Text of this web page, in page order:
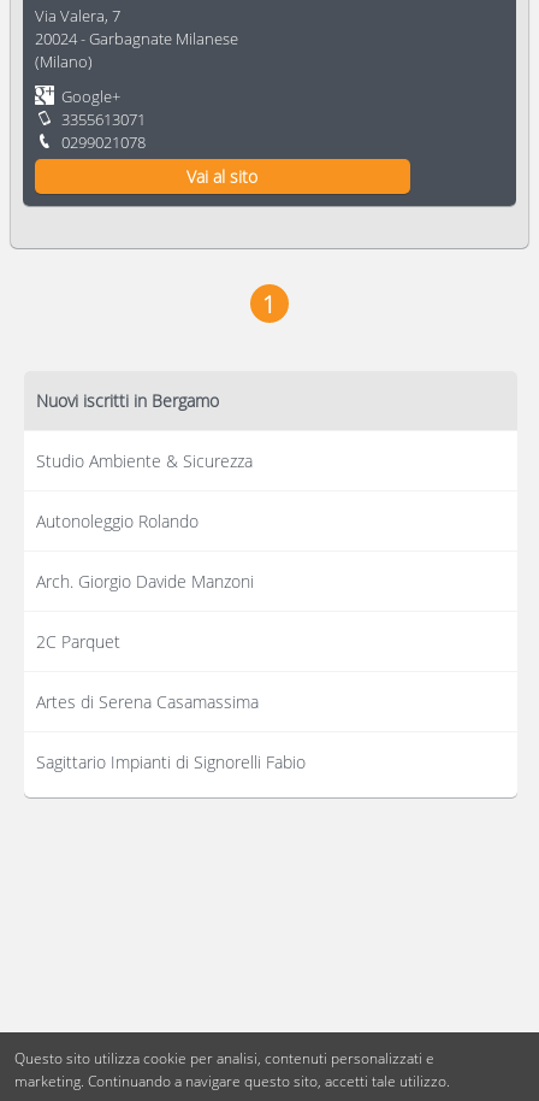
Via Valera, 7
20024-Garbagnate Milanese
(Milano)
Google+
3355613071
0299021078
Vai al sito
1
Nuovi iscritti in Bergamo
Studio Ambiente & Sicurezza
Autonoleggio Rolando
Arch. Giorgio Davide Manzoni
2C Parquet
Artes di Serena Casamassima
Sagittario Impianti di Signorelli Fabio
Questo sito utilizza cookie per analisi, contenuti personalizzati e
marketing. Continuando a navigare questo sito, accetti tale utilizzo.